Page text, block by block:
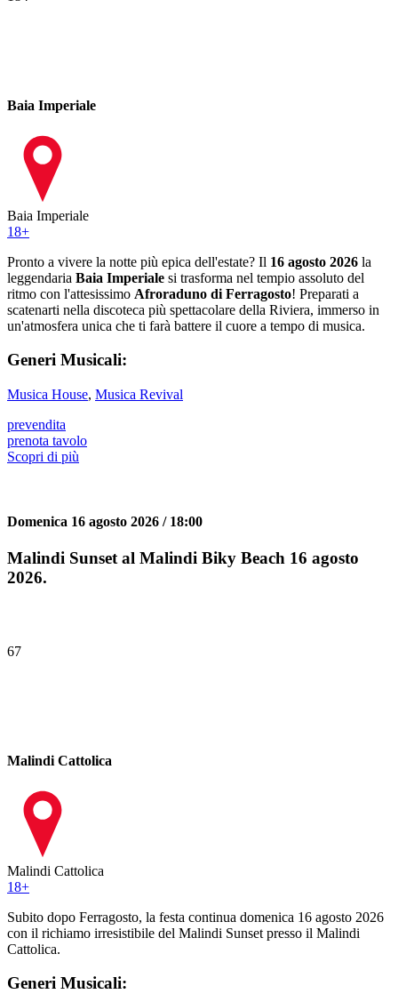
Baia Imperiale
Baia Imperiale
18+
Pronto a vivere la notte più epica dell'estate? Il 16 agosto 2026 la
leggendaria Baia Imperiale si trasforma nel tempio assoluto del
ritmo con l'attesissimo Afroraduno di Ferragosto! Preparati a
scatenarti nella discoteca più spettacolare della Riviera, immerso in
un'atmosfera unica che ti farà battere il cuore a tempo di musica.
Generi Musicali:
Musica House, Musica Revival
prevendita
prenota tavolo
Scopri di più
Domenica 16 agosto 2026 / 18:00
Malindi Sunset al Malindi Biky Beach 16 agosto
2026.
67
Malindi Cattolica
Malindi Cattolica
18+
Subito dopo Ferragosto, la festa continua domenica 16 agosto 2026
con il richiamo irresistibile del Malindi Sunset presso il Malindi
Cattolica.
Generi Musicali: